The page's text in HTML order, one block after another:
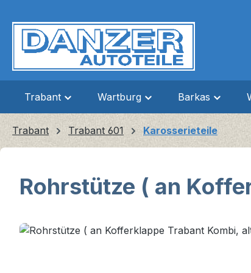
Trabant Wartburg Barkas
Trabant Trabant 601 Karosserieteile
Rohrstütze ( an
Bildergalerie überspringen